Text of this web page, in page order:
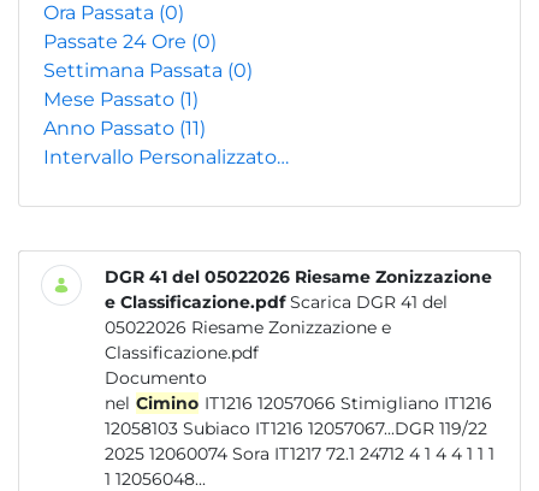
Ora Passata (0)
Passate 24 Ore (0)
Settimana Passata (0)
Mese Passato (1)
Anno Passato (11)
Intervallo Personalizzato…
DGR 41 del 05022026 Riesame Zonizzazione
e Classificazione.pdf Scarica DGR 41 del
05022026 Riesame Zonizzazione e
Classificazione.pdf
Documento
nel Cimino
12058103 Subiaco IT1216 12057067...DGR 119/22
2025 12060074 Sora IT1217 72.1 24712 4 1 4 4 1 1 1
1 12056048...